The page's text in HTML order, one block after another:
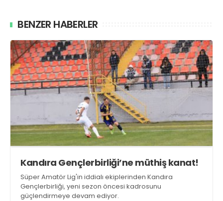
BENZER HABERLER
Kandıra Gençlerbirliği’ne müthiş kanat!
Süper Amatör Lig'in iddialı ekiplerinden Kandıra
Gençlerbirliği, yeni sezon öncesi kadrosunu
güçlendirmeye devam ediyor.